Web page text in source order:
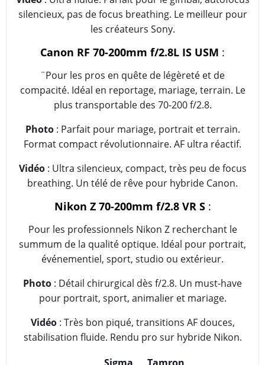
silencieux, pas de focus breathing. Le meilleur pour
les créateurs Sony.
Canon RF 70-200mm f/2.8L IS USM :
¨Pour les pros en quête de légèreté et de
compacité. Idéal en reportage, mariage, terrain. Le
plus transportable des 70-200 f/2.8.
Photo: Parfait pour mariage, portrait et terrain.
Format compact révolutionnaire. AF ultra réactif.
Vidéo: Ultra silencieux, compact, très peu de focus
breathing. Un télé de rêve pour hybride Canon.
Nikon Z 70-200mm f/2.8 VR S:
Pour les professionnels Nikon Z recherchant le
summum de la qualité optique. Idéal pour portrait,
événementiel, sport, studio ou extérieur.
Photo : Détail chirurgical dès f/2.8. Un must-have
pour portrait, sport, animalier et mariage.
Vidéo: Très bon piqué, transitions AF douces,
stabilisation fluide. Rendu pro sur hybride Nikon.